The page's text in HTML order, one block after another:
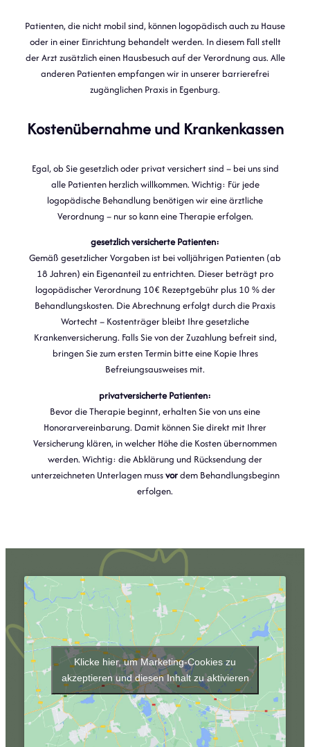
Patienten, die nicht mobil sind, können logopädisch auch zu Hause
oder in einer Einrichtung behandelt werden. In diesem Fall stellt
der Arzt zusätzlich einen Hausbesuch auf der Verordnung aus. Alle
anderen Patienten empfangen wir in unserer barrierefrei
zugänglichen Praxis in Egenburg.
Kostenübernahme und Krankenkassen
Egal, ob Sie gesetzlich oder privat versichert sind – bei uns sind
alle Patienten herzlich willkommen. Wichtig: Für jede
logopädische Behandlung benötigen wir eine ärztliche
Verordnung – nur so kann eine Therapie erfolgen.
gesetzlich versicherte Patienten:
Gemäß gesetzlicher Vorgaben ist bei volljährigen Patienten (ab
18 Jahren) ein Eigenanteil zu entrichten. Dieser beträgt pro
logopädischer Verordnung 10€ Rezeptgebühr plus 10 % der
Behandlungskosten. Die Abrechnung erfolgt durch die Praxis
Wortecht – Kostenträger bleibt Ihre gesetzliche
Krankenversicherung. Falls Sie von der Zuzahlung befreit sind,
bringen Sie zum ersten Termin bitte eine Kopie Ihres
Befreiungsausweises mit.
privatversicherte Patienten:
Bevor die Therapie beginnt, erhalten Sie von uns eine
Honorarvereinbarung. Damit können Sie direkt mit Ihrer
Versicherung klären, in welcher Höhe die Kosten übernommen
werden. Wichtig: die Abklärung und Rücksendung der
unterzeichneten Unterlagen mussvordem Behandlungsbeginn
erfolgen.
Klicke hier, um Marketing-Cookies zu
akzeptieren und diesen Inhalt zu aktivieren